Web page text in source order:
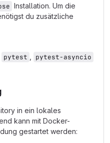
Installation. Um die
du zusätzliche
pytest
pytest-asyncio
in ein lokales
kann mit Docker-
gestartet werden: